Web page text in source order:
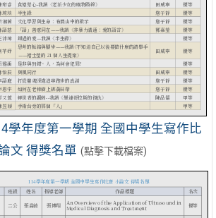
學年度第一學期 全國中學生寫作比
文 得獎名單 (點擊下載檔案)